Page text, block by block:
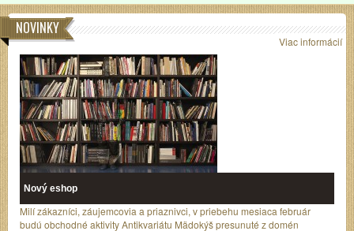
NOVINKY
Nový eshop
Milí zákazníci, záujemcovia a priaznivci, v priebehu mesiaca február
budú obchodné aktivity Antikvariátu Mädokýš presunuté z domén
Viac informácií